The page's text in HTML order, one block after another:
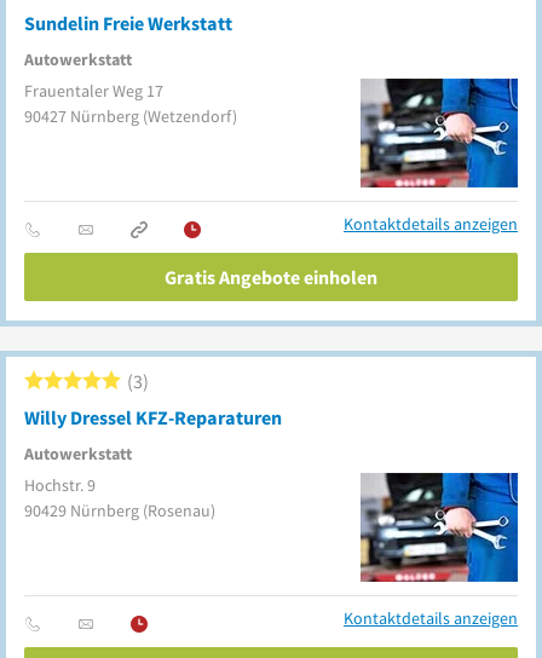
Sundelin Freie Werkstatt
Autowerkstatt
Frauentaler Weg 17
90427 Nürnberg (Wetzendorf)
Kontaktdetails anzeigen
Gratis Angebote einholen
Willy Dressel KFZ-Reparaturen
Autowerkstatt
3
Hochstr. 9
90429 Nürnberg (Rosenau)
Kontaktdetails anzeigen